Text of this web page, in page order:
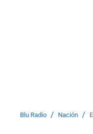
Blu Radio / Nación /